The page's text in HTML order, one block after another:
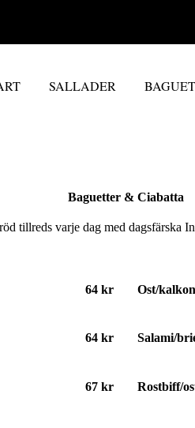
SALLADER
Baguetter & Ciabatta
tillreds varje dag med dagsfärska
64 kr Ost/kalkon
64 kr Salami/
67 kr Rostbiff/